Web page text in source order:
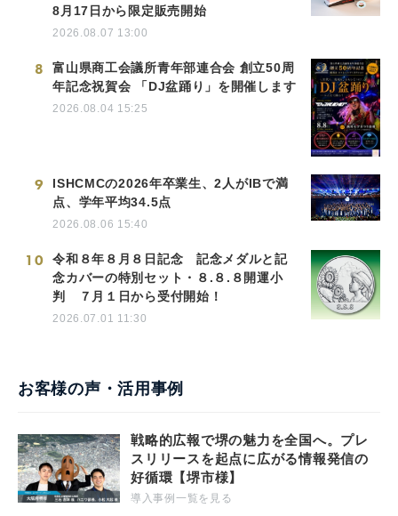
8月17日から限定販売開始
2026.08.07 13:00
8
富山県商工会議所青年部連合会 創立50周
年記念祝賀会 「DJ盆踊り」を開催します
2026.08.04 15:25
9
ISHCMCの2026年卒業生、2人がIBで満
点、学年平均34.5点
2026.08.06 15:40
10
令和８年８月８日記念 記念メダルと記
念カバーの特別セット・８.８.８開運小
判 ７月１日から受付開始！
2026.07.01 11:30
お客様の声・活用事例
戦略的広報で堺の魅力を全国へ。プレ
スリリースを起点に広がる情報発信の
好循環【堺市様】
導入事例一覧を見る